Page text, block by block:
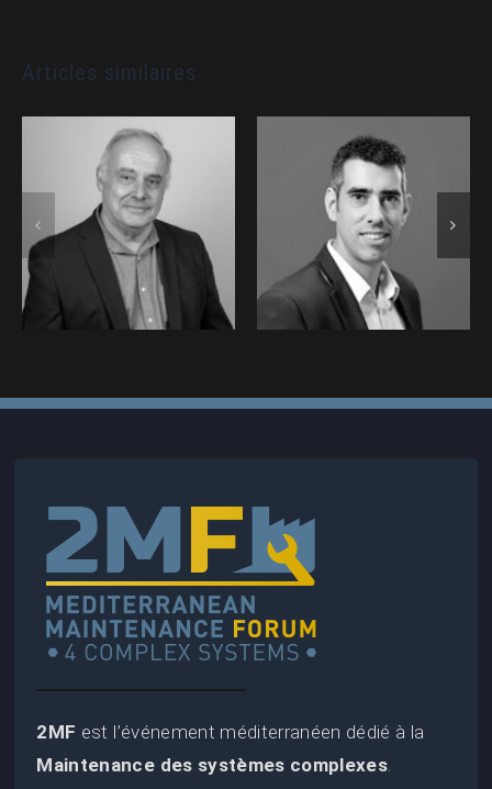
Articles similaires
CASANOVA
Jean-Christophe
• SSF – Marine
Nationale :
Intervenant au
2MF (2025)
BRICARD
Emmanuel •
SHIFT 89 :
Intervenant au
2MF (2025)
2MF est l’événement méditerranéen dédié à la
Maintenance des systèmes complexes.